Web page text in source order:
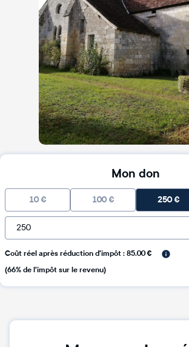
Mon don
10 € 100 € 250€
Coût réel après réduction d'impôt : 85.00 €
(66% de l'impôt sur le revenu)